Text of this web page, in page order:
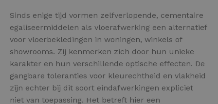
Sinds enige tijd vormen zelfverlopende, cementaire
egaliseermiddelen als vloerafwerking een alternatief
voor vloerbekledingen in woningen, winkels of
showrooms. Zij kenmerken zich door hun unieke
karakter en hun verschillende optische effecten. De
gangbare toleranties voor kleurechtheid en vlakheid
zijn echter bij dit soort eindafwerkingen expliciet
niet van toepassing. Het betreft hier een